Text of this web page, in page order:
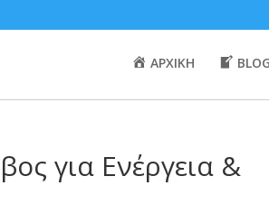
ΑΡΧΙΚΗ
για Ενέργεια &